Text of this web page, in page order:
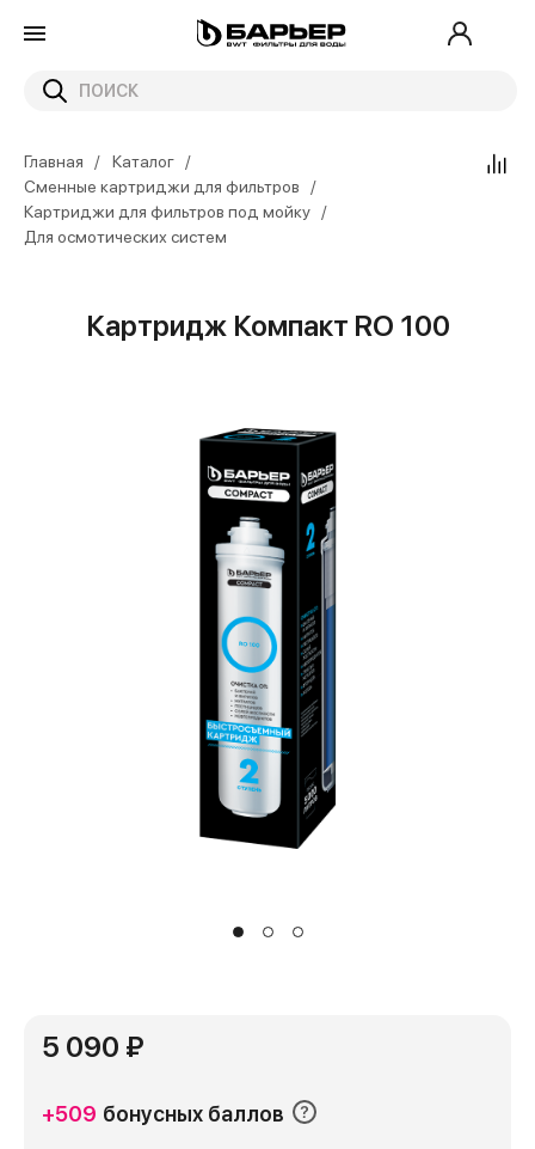
Главная
Каталог
Сменные картриджи для фильтров
Картриджи для фильтров под мойку
Для осмотических систем
Картридж Компакт RO 100
5 090 ₽
+509 бонусных баллов